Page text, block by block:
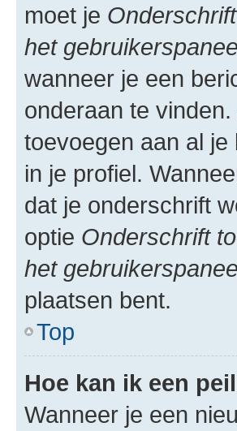
moet je
het
wanneer je een
onderaan te
toevoegen aan al
in je profiel.
dat je onderschrift
optie Onderschrift
het
plaatsen bent.
Top
Hoe kan ik een
Wanneer je een